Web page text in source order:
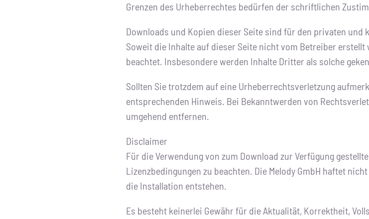
Grenzen des Urheberrechtes bedürfen der schriftlichen
Downloads und Kopien dieser Seite sind für den privaten und
Soweit die Inhalte auf dieser Seite nicht vom Betreiber
beachtet. Insbesondere werden Inhalte Dritter als solche
Sollten Sie trotzdem auf eine Urheberrechtsverletzung
entsprechenden Hinweis. Bei Bekanntwerden von
umgehend entfernen.
Disclaimer
Für die Verwendung von zum Download zur Verfügung
Lizenzbedingungen zu beachten. Die Melody GmbH haftet
die Installation entstehen.
Es besteht keinerlei Gewähr für die Aktualität, Korrektheit,